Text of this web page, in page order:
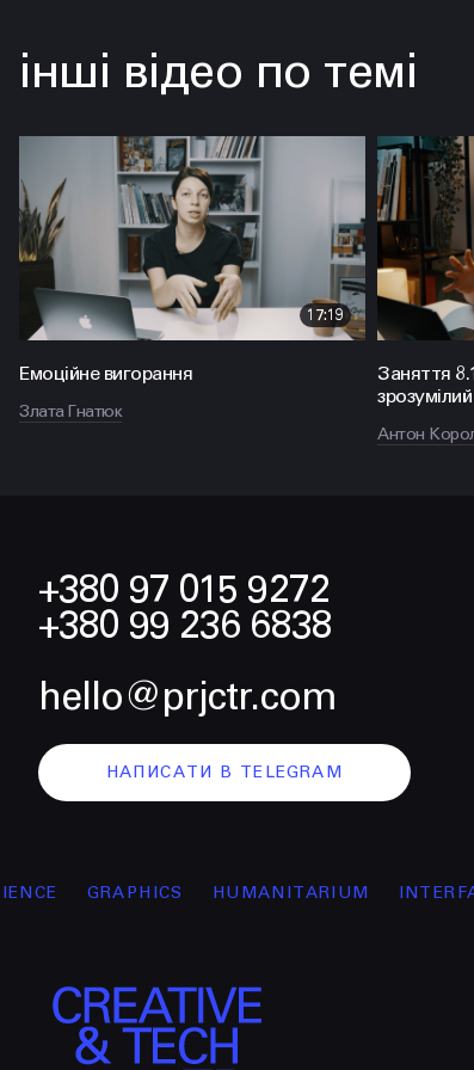
інші відео по темі
17:19
Емоційне вигорання
Злата Гнатюк
Заняття
Антон
+380 97 015 9272
+380 99 236 6838
hello@prjctr.com
НАПИСАТИ В TELEGRAM
GRAPHICS HUMANITARIUM INTERFACE